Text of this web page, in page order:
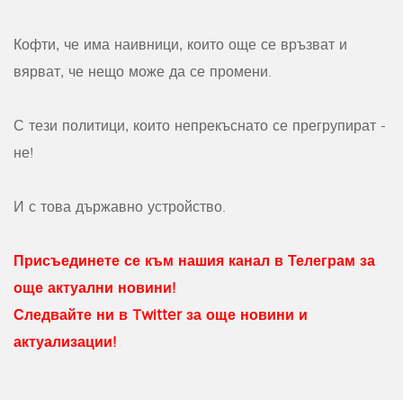
Кофти, че има наивници, които още се връзват и
вярват, че нещо може да се промени.
С тези политици, които непрекъснато се прегрупират -
не!
И с това държавно устройство.
Присъединете се към нашия канал в Телеграм за
още актуални новини!
Следвайте ни в Twitter за още новини и
актуализации!